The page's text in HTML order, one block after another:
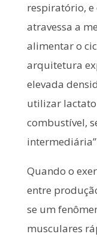
respiratório,
atravessa a
alimentar o
arquitetura
elevada
utilizar
combustível,
Quando o
entre
se um
musculares